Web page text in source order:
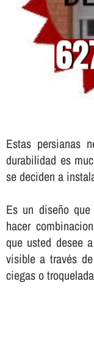
Estas persianas
durabilidad es
se deciden a
Es un diseño
hacer
que usted desee
visible a través
ciegas o